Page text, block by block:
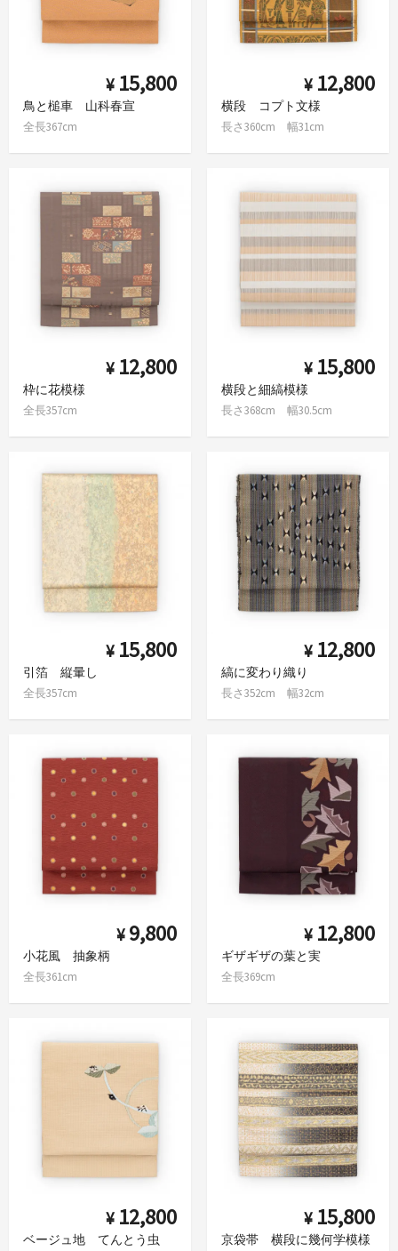
¥ 15,800
鳥と槌車 山科春宣
全長367cm
¥ 12,800
横段 コプト文様
長さ360cm 幅31cm
¥ 12,800
枠に花模様
全長357cm
¥ 15,800
横段と細縞模様
長さ368cm 幅30.5cm
¥ 15,800
引箔 縦暈し
全長357cm
¥ 12,800
縞に変わり織り
長さ352cm 幅32cm
¥ 9,800
小花風 抽象柄
全長361cm
¥ 12,800
ギザギザの葉と実
全長369cm
¥ 12,800
ベージュ地 てんとう虫
¥ 15,800
京袋帯 横段に幾何学模様